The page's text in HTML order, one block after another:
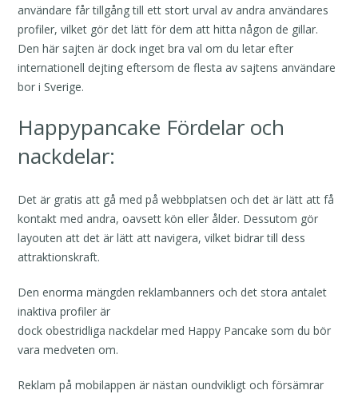
användare får tillgång till ett stort urval av andra användares
profiler, vilket gör det lätt för dem att hitta någon de gillar.
Den här sajten är dock inget bra val om du letar efter
internationell dejting eftersom de flesta av sajtens användare
bor i Sverige.
Happypancake Fördelar och
nackdelar:
Det är gratis att gå med på webbplatsen och det är lätt att få
kontakt med andra, oavsett kön eller ålder. Dessutom gör
layouten att det är lätt att navigera, vilket bidrar till dess
attraktionskraft.
Den enorma mängden reklambanners och det stora antalet
inaktiva profiler är
dock obestridliga nackdelar med Happy Pancake som du bör
vara medveten om.
Reklam på mobilappen är nästan oundvikligt och försämrar